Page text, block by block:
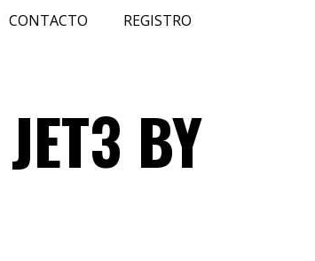
CONTACTO REGISTRO
BY